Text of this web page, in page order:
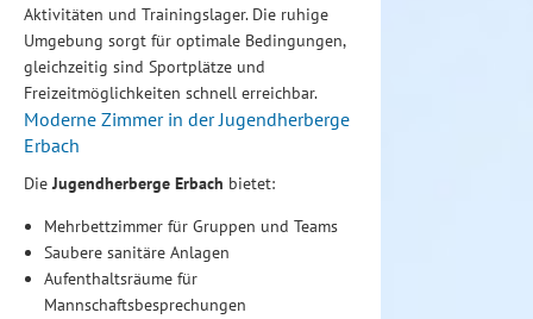
Aktivitäten und Trainingslager. Die ruhige
Umgebung sorgt für optimale Bedingungen,
gleichzeitig sind Sportplätze und
Freizeitmöglichkeiten schnell erreichbar.
Moderne Zimmer in der Jugendherberge
Erbach
DieJugendherberge Erbach bietet:
Mehrbettzimmer für Gruppen und Teams
Saubere sanitäre Anlagen
Aufenthaltsräume für
Mannschaftsbesprechungen